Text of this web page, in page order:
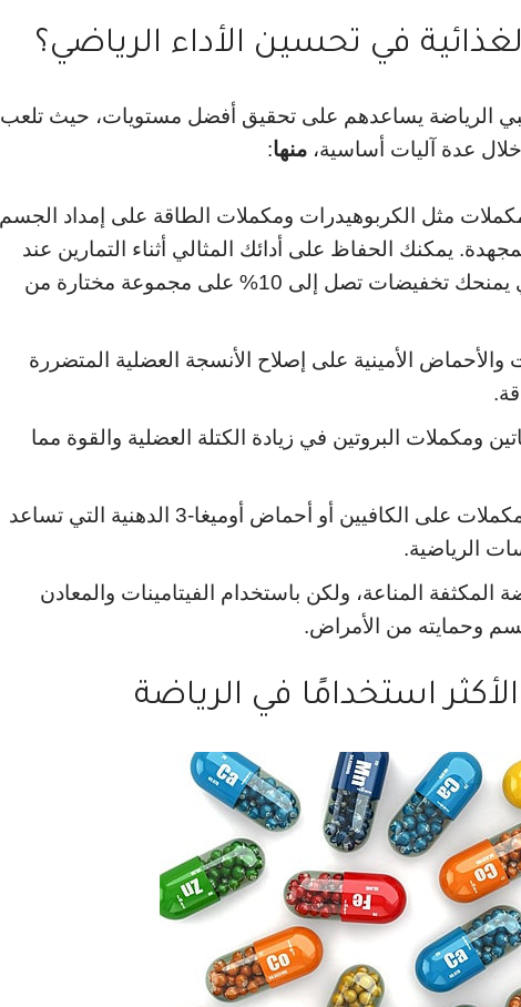
في تحسين الأداء الرياضي؟
الرياضة يساعدهم على تحقيق أفضل مستويات، حيث تلعب
عدة آليات أساسية، منها:
مثل الكربوهيدرات ومكملات الطاقة على إمداد الجسم
يمكنك الحفاظ على أدائك المثالي أثناء التمارين عند
الذي يمنحك تخفيضات تصل إلى 10% على مجموعة مختارة من
والأحماض الأمينية على إصلاح الأنسجة العضلية المتضررة
ومكملات البروتين في زيادة الكتلة العضلية والقوة مما
: تحتوي بعض المكملات على الكافيين أو أحماض أوميغا-3 الدهنية التي تساعد
الرياضية.
المناعة، ولكن باستخدام الفيتامينات والمعادن
وحمايته من الأمراض.
استخدامًا في الرياضة